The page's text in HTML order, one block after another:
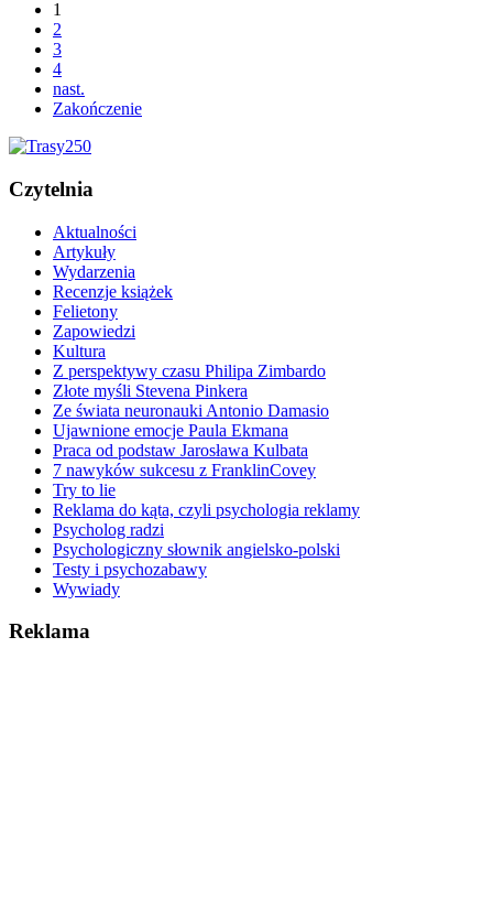
1
2
3
4
nast.
Zakończenie
Czytelnia
Aktualności
Artykuły
Wydarzenia
Recenzje książek
Felietony
Zapowiedzi
Kultura
Z perspektywy czasu Philipa Zimbardo
Złote myśli Stevena Pinkera
Ze świata neuronauki Antonio Damasio
Ujawnione emocje Paula Ekmana
Praca od podstaw Jarosława Kulbata
7 nawyków sukcesu z FranklinCovey
Try to lie
Reklama do kąta, czyli psychologia reklamy
Psycholog radzi
Psychologiczny słownik angielsko-polski
Testy i psychozabawy
Wywiady
Reklama